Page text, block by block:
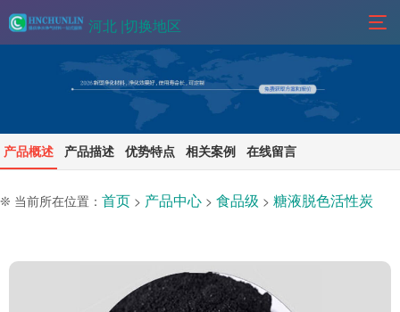
河北 |切换地区
产品概述 产品描述 优势特点 相关案例 在线留言
❊ 当前所在位置： 首页 > 产品中心 > 食品级 > 糖液脱色活性炭